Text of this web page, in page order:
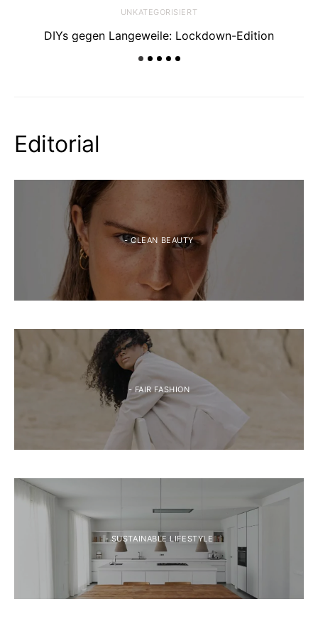
UNKATEGORISIERT
DIYs gegen Langeweile: Lockdown-Edition
Editorial
- CLEAN BEAUTY
- FAIR FASHION
- SUSTAINABLE LIFESTYLE